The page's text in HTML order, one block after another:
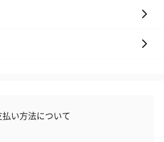
払い方法について